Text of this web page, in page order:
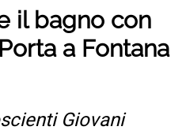
il bagno con
a Fontana
Giovani